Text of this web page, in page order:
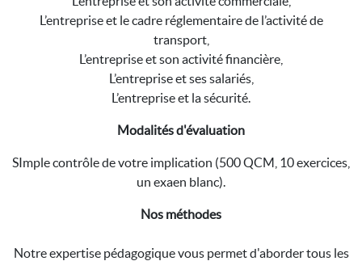
L’entreprise et le cadre réglementaire de l’activité de
transport,
L’entreprise et son activité financière,
L’entreprise et ses salariés,
L’entreprise et la sécurité.
Modalités d'évaluation
SImple contrôle de votre implication (500 QCM, 10 exercices,
un exaen blanc).
Nos méthodes
Notre expertise pédagogique vous permet d'aborder tous les